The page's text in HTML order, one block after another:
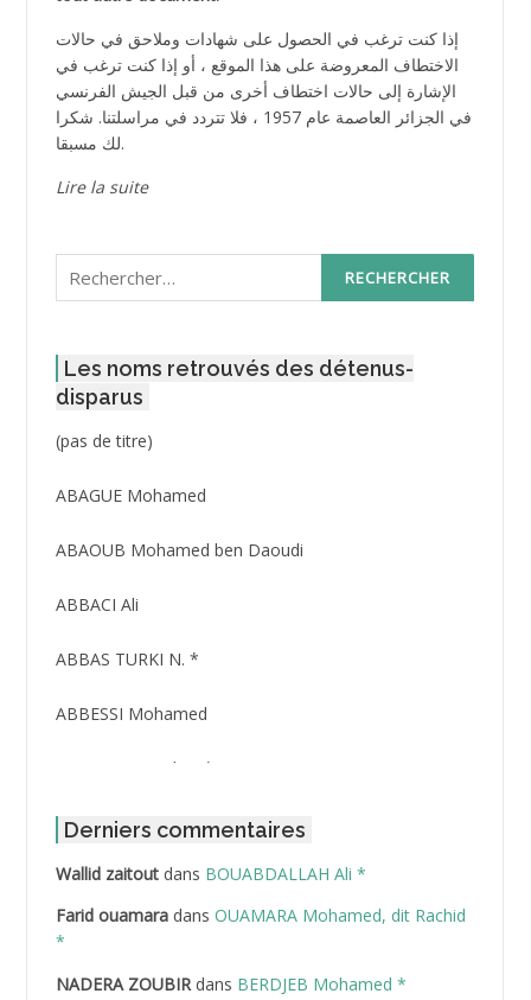
إذا كنت ترغب في الحصول على شهادات وملاحق في حالات
الاختطاف المعروضة على هذا الموقع ، أو إذا كنت ترغب في
الإشارة إلى حالات اختطاف أخرى من قبل الجيش الفرنسي
في الجزائر العاصمة عام 1957 ، فلا تتردد في مراسلتنا. شكرا
لك مسبقا.
Lire la suite
Rechercher :
Les noms retrouvés des détenus-
disparus
(pas de titre)Post
3416
ABAGUE Mohamed
ABAOUB Mohamed ben Daoudi
ABBACI Ali
ABBAS TURKI N. *
ABBESSI Mohamed
ABBOUR Azzedine *
ABDAT Amar
ABDEDDAIM Hamid
ABDELAZIZ Mohamed
ABDELHAFID Lakhdar
Derniers commentaires
Wallid zaitoutdans BOUABDALLAH Ali *
Farid ouamaradans OUAMARA Mohamed, dit Rachid
*
NADERA ZOUBIRdans BERDJEB Mohamed *